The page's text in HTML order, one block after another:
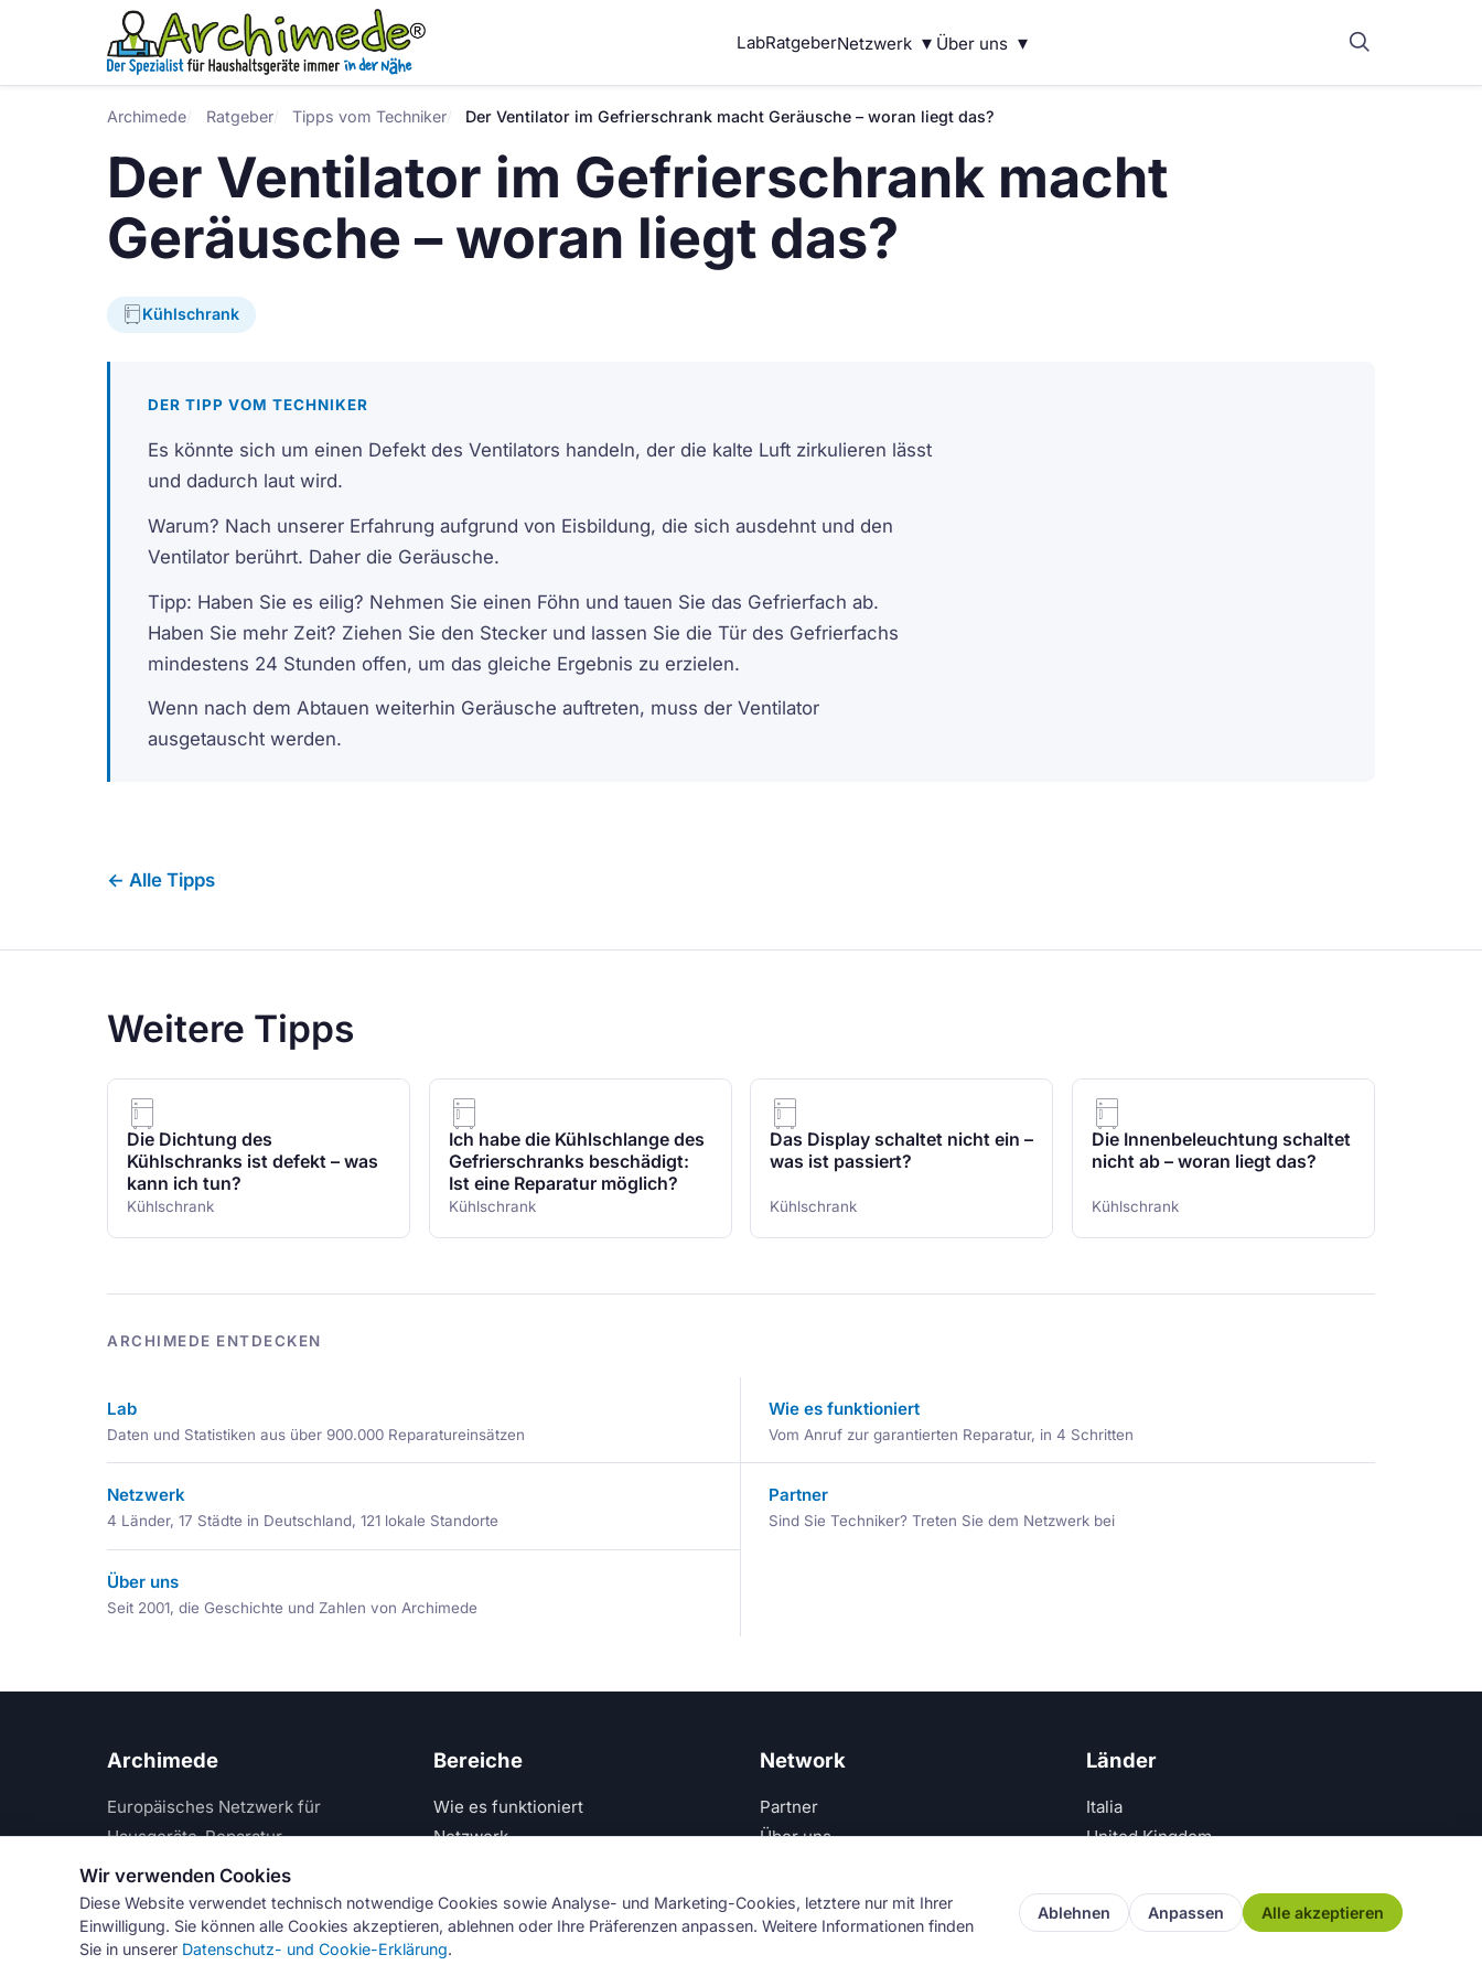
LabRatgeberNetzwerk ▾ Über uns ▾
Archimede Ratgeber Tipps vom Techniker Der Ventilator im Gefrierschrank macht Geräusche – woran liegt das?
Der Ventilator im Gefrierschrank macht
Geräusche – woran liegt das?
Kühlschrank
DER TIPP VOM TECHNIKER
Es könnte sich um einen Defekt des Ventilators handeln, der die kalte Luft zirkulieren lässt
und dadurch laut wird.
Warum? Nach unserer Erfahrung aufgrund von Eisbildung, die sich ausdehnt und den
Ventilator berührt. Daher die Geräusche.
Tipp: Haben Sie es eilig? Nehmen Sie einen Föhn und tauen Sie das Gefrierfach ab.
Haben Sie mehr Zeit? Ziehen Sie den Stecker und lassen Sie die Tür des Gefrierfachs
mindestens 24 Stunden offen, um das gleiche Ergebnis zu erzielen.
Wenn nach dem Abtauen weiterhin Geräusche auftreten, muss der Ventilator
ausgetauscht werden.
← Alle Tipps
Weitere Tipps
Die Dichtung des
Kühlschranks ist defekt – was
kann ich tun?
Kühlschrank
Ich habe die Kühlschlange des
Gefrierschranks beschädigt:
Ist eine Reparatur möglich?
Kühlschrank
Das Display schaltet nicht ein –
was ist passiert?
Kühlschrank
Die Innenbeleuchtung schaltet
nicht ab – woran liegt das?
Kühlschrank
ARCHIMEDE ENTDECKEN
Lab
Daten und Statistiken aus über 900.000 Reparatureinsätzen
Wie es funktioniert
Vom Anruf zur garantierten Reparatur, in 4 Schritten
Netzwerk
4 Länder, 17 Städte in Deutschland, 121 lokale Standorte
Partner
Sind Sie Techniker? Treten Sie dem Netzwerk bei
Über uns
Seit 2001, die Geschichte und Zahlen von Archimede
Archimede
Europäisches Netzwerk für
Hausgeräte-Reparatur
Bereiche
Wie es funktioniert
Netzwerk
Network
Partner
Über uns
Länder
Italia
United Kingdom
España
© Numeri Primi Srl — USt-IdNr. IT11621120960 ·
Wir verwenden Cookies
Diese Website verwendet technisch notwendige Cookies sowie Analyse- und Marketing-Cookies, letztere nur mit Ihrer
Einwilligung. Sie können alle Cookies akzeptieren, ablehnen oder Ihre Präferenzen anpassen. Weitere Informationen finden
Sie in unserer Datenschutz- und Cookie-Erklärung.
Ablehnen Anpassen Alle akzeptieren